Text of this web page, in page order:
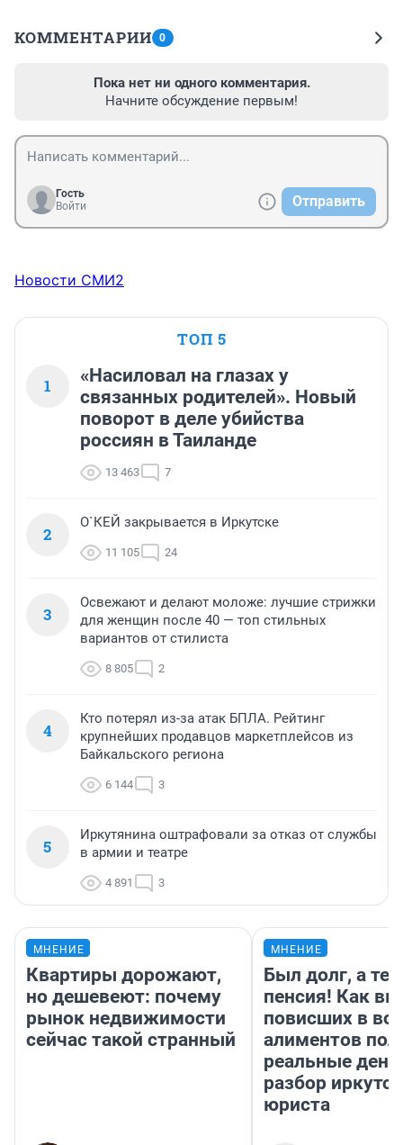
КОММЕНТАРИИ 0
Пока нет ни одного комментария.
Начните обсуждение первым!
Гость
Войти
Отправить
Новости СМИ2
ТОП 5
1
«Насиловал на глазах у
связанных родителей». Новый
поворот в деле убийства
россиян в Таиланде
13 463 7
2
О`КЕЙ закрывается в Иркутске
11 105 24
3
Освежают и делают моложе: лучшие стрижки
для женщин после 40 — топ стильных
вариантов от стилиста
8 805 2
4
Кто потерял из-за атак БПЛА. Рейтинг
крупнейших продавцов маркетплейсов из
Байкальского региона
6 144 3
5
Иркутянина оштрафовали за отказ от службы
в армии и театре
4 891 3
МНЕНИЕ
Квартиры дорожают,
но дешевеют: почему
рынок недвижимости
сейчас такой странный
МНЕНИЕ
Был долг, а
пенсия! Как
повисших в
алиментов
реальные
разбор
юриста